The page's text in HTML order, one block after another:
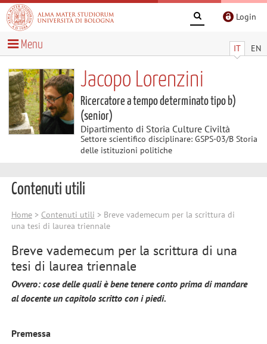
Login
IT EN
Menu
Jacopo Lorenzini
Ricercatore a tempo determinato tipo b)
(senior)
Dipartimento di Storia Culture Civiltà
Settore scientifico disciplinare: GSPS-03/B Storia
delle istituzioni politiche
Contenuti utili
Home> Contenuti utili > Breve vademecum per la scrittura di
una tesi di laurea triennale
Breve vademecum per la scrittura di una
tesi di laurea triennale
Ovvero: cose delle quali è bene tenere conto prima di mandare
al docente un capitolo scritto con i piedi.
Premessa